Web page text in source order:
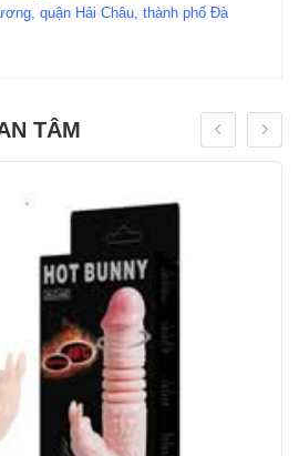
quận Hải Châu, thành phố Đà
TÂM